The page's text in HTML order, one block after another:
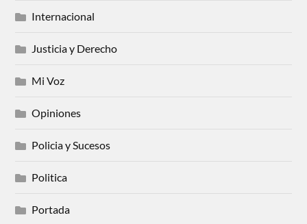
Internacional
Justicia y Derecho
Mi Voz
Opiniones
Policia y Sucesos
Politica
Portada